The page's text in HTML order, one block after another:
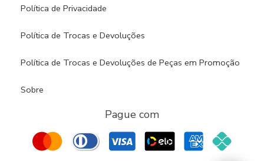
Política de Privacidade
Política de Trocas e Devoluções
Política de Trocas e Devoluções de Peças em Promoção
Sobre
Pague com